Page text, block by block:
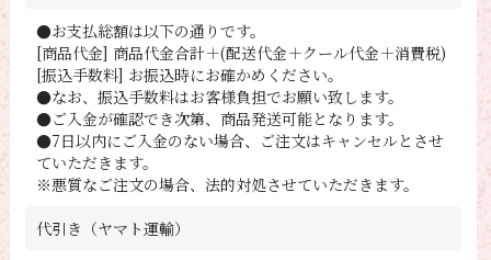
●お支払総額は以下の通りです。
[商品代金] 商品代金合計＋(配送代金＋クール代金＋消費税)
[振込手数料] お振込時にお確かめください。
●なお、振込手数料はお客様負担でお願い致します。
●ご入金が確認でき次第、商品発送可能となります。
●7日以内にご入金のない場合、ご注文はキャンセルとさせ
ていただきます。
※悪質なご注文の場合、法的対処させていただきます。
代引き（ヤマト運輸）